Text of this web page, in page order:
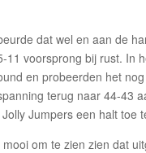
dat wel en aan de
11 voorsprong bij rust. In
en probeerden het
terug naar 44-43
Jumpers een halt toe
om te zien zien dat